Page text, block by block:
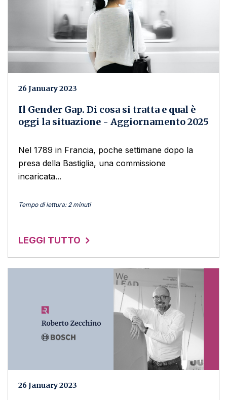
26 January 2023
Il Gender Gap. Di cosa si tratta e qual è
oggi la situazione - Aggiornamento 2025
Nel 1789 in Francia, poche settimane dopo la
presa della Bastiglia, una commissione
incaricata...
Tempo di lettura: 2 minuti
LEGGI TUTTO
26 January 2023